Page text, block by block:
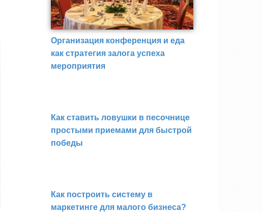
Организация конференция и еда
как стратегия залога успеха
мероприятия
Как ставить ловушки в песочнице
простыми приемами для быстрой
победы
Как построить систему в
маркетинге для малого бизнеса?